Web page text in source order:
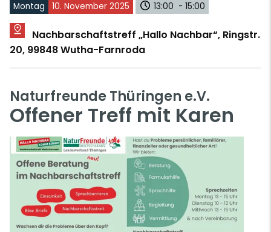
Montag 10. November 2025 13:00 - 15:00
Nachbarschaftstreff „Hallo Nachbar“, Ringstr.
20, 99848 Wutha-Farnroda
Naturfreunde Thüringen e.V.
Offener Treff mit Karen